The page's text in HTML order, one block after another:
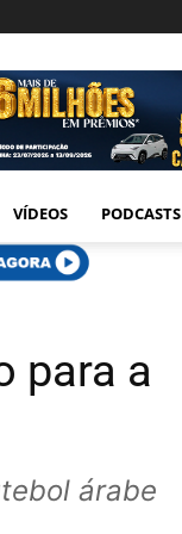
VÍDEOS PODCASTS
para a
árabe